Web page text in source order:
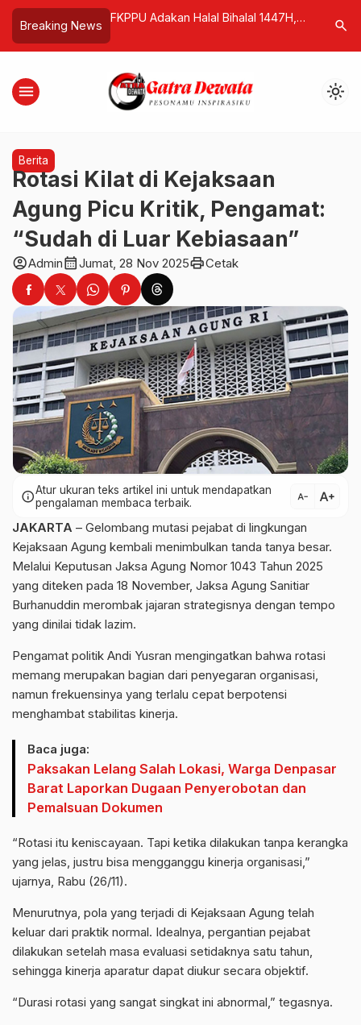
Breaking News
“Dana Makan
Ribu Langsung
Tua”
FKPPU Adakan Halal Bihalal 1447H,
Anggota dari Jepang dan Australia
Hadir
Dewan
Terbukti
search
menu light_mode
Berita
Rotasi Kilat di Kejaksaan
Agung Picu Kritik, Pengamat:
“Sudah di Luar Kebiasaan”
account_circleAdmincalendar_monthJumat, 28 Nov 2025printCetak
infoAtur ukuran teks artikel ini untuk mendapatkan
pengalaman membaca terbaik.
text_decrease text_increase
JAKARTA – Gelombang mutasi pejabat di lingkungan
Kejaksaan Agung kembali menimbulkan tanda tanya besar.
Melalui Keputusan Jaksa Agung Nomor 1043 Tahun 2025
yang diteken pada 18 November, Jaksa Agung Sanitiar
Burhanuddin merombak jajaran strategisnya dengan tempo
yang dinilai tidak lazim.
Pengamat politik Andi Yusran mengingatkan bahwa rotasi
memang merupakan bagian dari penyegaran organisasi,
namun frekuensinya yang terlalu cepat berpotensi
menghambat stabilitas kinerja.
Baca juga:
Paksakan Lelang Salah Lokasi, Warga Denpasar
Barat Laporkan Dugaan Penyerobotan dan
Pemalsuan Dokumen
“Rotasi itu keniscayaan. Tapi ketika dilakukan tanpa kerangka
yang jelas, justru bisa mengganggu kinerja organisasi,”
ujarnya, Rabu (26/11).
Menurutnya, pola yang terjadi di Kejaksaan Agung telah
keluar dari praktik normal. Idealnya, pergantian pejabat
dilakukan setelah masa evaluasi setidaknya satu tahun,
sehingga kinerja aparatur dapat diukur secara objektif.
“Durasi rotasi yang sangat singkat ini abnormal,” tegasnya.